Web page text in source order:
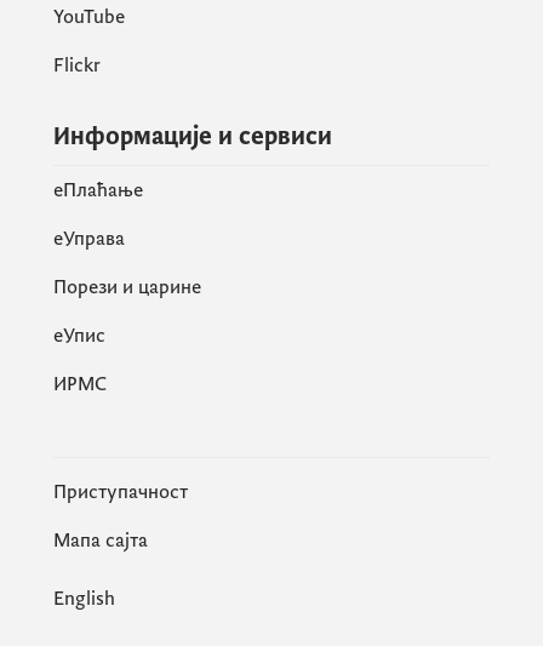
YouTube
Flickr
Информације и сервиси
eПлаћање
еУправа
Порези и царине
eУпис
ИРМС
Приступачност
Мапа сајта
English